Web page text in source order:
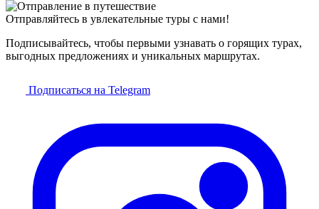
Отправляйтесь в увлекательные туры с нами!
Подписывайтесь, чтобы первыми узнавать о горящих турах,
выгодных предложениях и уникальных маршрутах.
Подписаться на Telegram